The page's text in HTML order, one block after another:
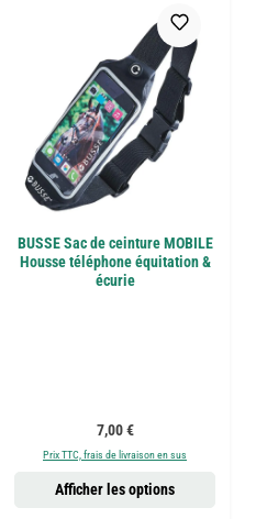
BUSSE Sac de ceinture MOBILE
Housse téléphone équitation &
écurie
Prix régulier :
7,00 €
Prix TTC, frais de livraison en sus
Afficher les options